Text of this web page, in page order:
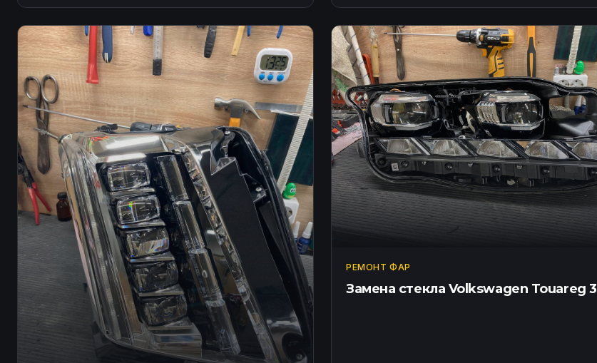
РЕМОНТ ФАР
Замена стекла Volkswagen Touareg 3